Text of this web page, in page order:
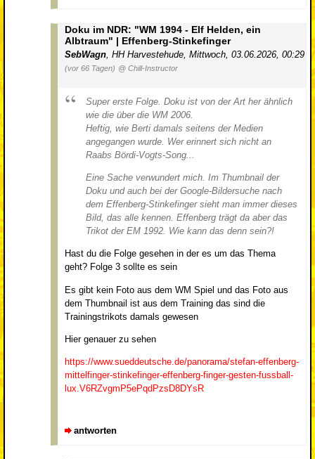
Doku im NDR: "WM 1994 - Elf Helden, ein
Albtraum" | Effenberg-Stinkefinger
SebWagn, HH Harvestehude, Mittwoch, 03.06.2026, 00:29
(vor 66 Tagen) @ Chill-Instructor
Super erste Folge. Doku ist von der Art her ähnlich
wie die über die WM 2006.
Heftig, wie Berti damals seitens der Medien
angegangen wurde. Wer erinnert sich nicht an
Raabs Bördi-Vogts-Song...
Eine Sache verwundert mich. Im Thumbnail der
Doku und auch bei der Google-Bildersuche nach
dem Effenberg-Stinkefinger sieht man immer dieses
Bild, das alle kennen. Effenberg trägt da aber das
Trikot der EM 1992. Wie kann das denn sein?!
Hast du die Folge gesehen in der es um das Thema
geht? Folge 3 sollte es sein
Es gibt kein Foto aus dem WM Spiel und das Foto aus
dem Thumbnail ist aus dem Training das sind die
Trainingstrikots damals gewesen
Hier genauer zu sehen
https://www.sueddeutsche.de/panorama/stefan-effenberg-
mittelfinger-stinkefinger-effenberg-finger-gesten-fussball-
lux.V6RZvgmP5ePqdPzsD8DYsR
antworten